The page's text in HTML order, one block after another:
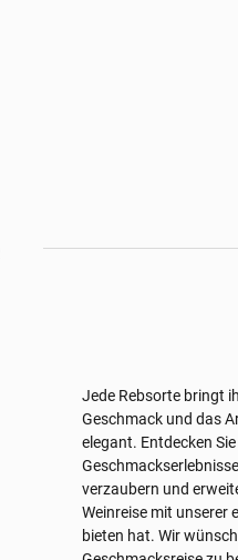
Jede Rebsorte bringt
Geschmack und das
elegant. Entdecken
verzaubern und
Weinreise mit unserer
bieten hat. Wir